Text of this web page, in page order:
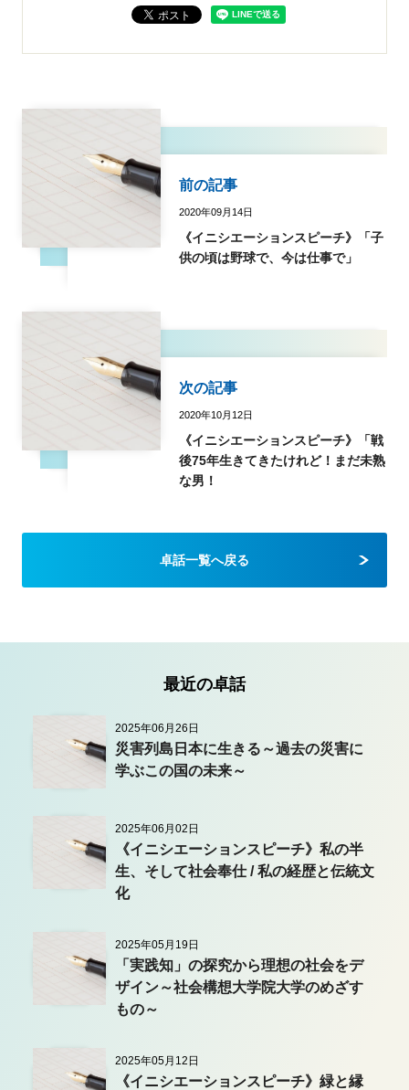
前の記事
2020年09月14日
《イニシエーションスピーチ》「子
供の頃は野球で、今は仕事で」
次の記事
2020年10月12日
《イニシエーションスピーチ》「戦
後75年生きてきたけれど！まだ未熟
な男！
卓話一覧へ戻る
最近の卓話
2025年06月26日
災害列島日本に生きる～過去の災害に
学ぶこの国の未来～
2025年06月02日
《イニシエーションスピーチ》私の半
生、そして社会奉仕 / 私の経歴と伝統文
化
2025年05月19日
「実践知」の探究から理想の社会をデ
ザイン～社会構想大学院大学のめざす
もの～
2025年05月12日
《イニシエーションスピーチ》緑と縁